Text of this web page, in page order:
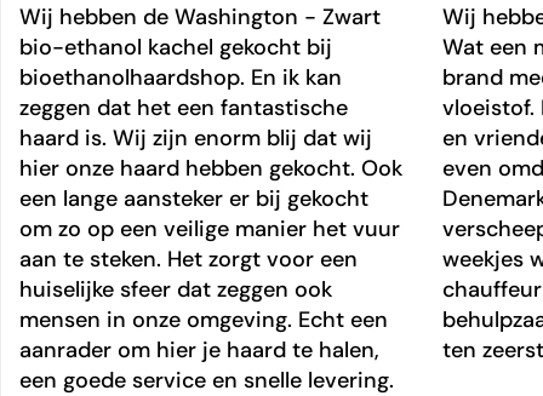
Wij hebben de Washington - Zwart
bio-ethanol kachel gekocht bij
bioethanolhaardshop. En ik kan
zeggen dat het een fantastische
haard is. Wij zijn enorm blij dat wij
hier onze haard hebben gekocht. Ook
een lange aansteker er bij gekocht
om zo op een veilige manier het vuur
aan te steken. Het zorgt voor een
huiselijke sfeer dat zeggen ook
mensen in onze omgeving. Echt een
aanrader om hier je haard te halen,
een goede service en snelle levering.
Wij
Wat een
brand
vloeistof.
en
even
weekjes
ten